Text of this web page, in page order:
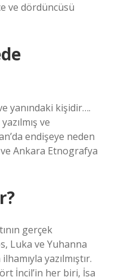
ve dördüncüsü
yanındaki kişidir….
ve
endişeye neden
Ankara Etnografya
gerçek
Luka ve Yuhanna
yazılmıştır.
İncil’in her biri, İsa